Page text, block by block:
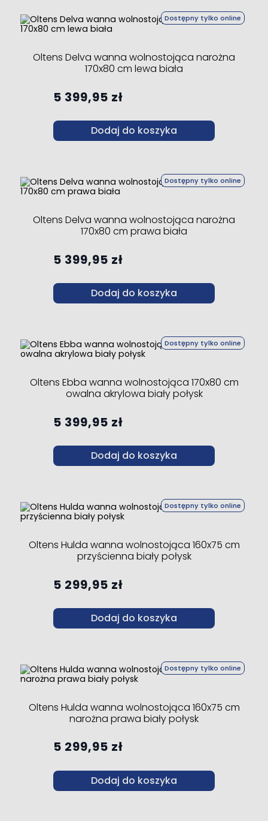
Dostępny tylko online
Oltens Delva wanna wolnostojąca narożna
170x80 cm lewa biała
5 399,95 zł
Dodaj do koszyka
Dostępny tylko online
Oltens Delva wanna wolnostojąca narożna
170x80 cm prawa biała
5 399,95 zł
Dodaj do koszyka
Dostępny tylko online
Oltens Ebba wanna wolnostojąca 170x80 cm
owalna akrylowa biały połysk
5 399,95 zł
Dodaj do koszyka
Dostępny tylko online
Oltens Hulda wanna wolnostojąca 160x75 cm
przyścienna biały połysk
5 299,95 zł
Dodaj do koszyka
Dostępny tylko online
Oltens Hulda wanna wolnostojąca 160x75 cm
narożna prawa biały połysk
5 299,95 zł
Dodaj do koszyka